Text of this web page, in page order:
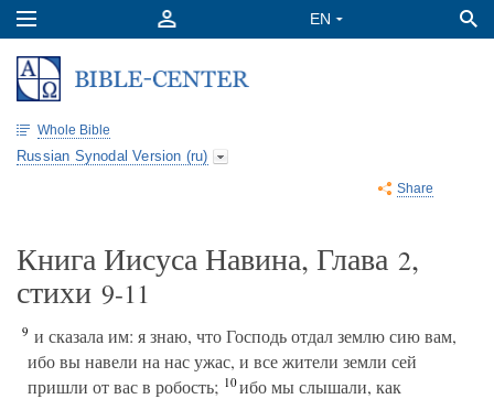
Whole Bible
Russian Synodal Version (ru)
Share
Книга Иисуса Навина, Глава 2,
стихи 9-11
9 и сказала им: я знаю, что Господь отдал землю сию вам,
ибо вы навели на нас ужас, и все жители земли сей
пришли от вас в робость; 10ибо мы слышали, как